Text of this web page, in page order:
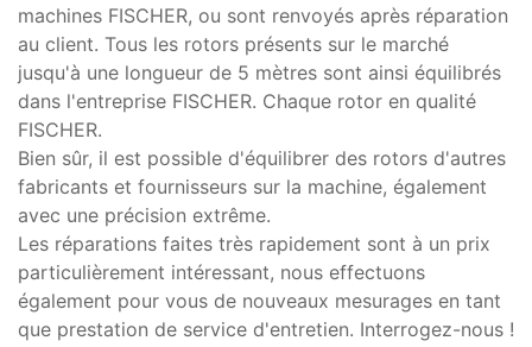
machines FISCHER, ou sont renvoyés après réparation
au client. Tous les rotors présents sur le marché
jusqu'à une longueur de 5 mètres sont ainsi équilibrés
dans l'entreprise FISCHER. Chaque rotor en qualité
FISCHER.
Bien sûr, il est possible d'équilibrer des rotors d'autres
fabricants et fournisseurs sur la machine, également
avec une précision extrême.
Les réparations faites très rapidement sont à un prix
particulièrement intéressant, nous effectuons
également pour vous de nouveaux mesurages en tant
que prestation de service d'entretien. Interrogez-nous !